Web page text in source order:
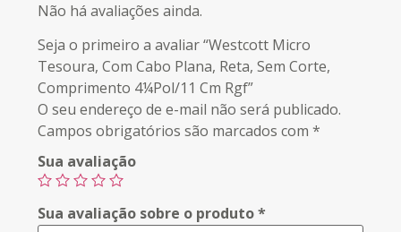
Não há avaliações ainda.
Seja o primeiro a avaliar “Westcott Micro
Tesoura, Com Cabo Plana, Reta, Sem Corte,
Comprimento 4¼Pol/11 Cm Rgf”
O seu endereço de e-mail não será publicado.
Campos obrigatórios são marcados com*
Sua avaliação
Sua avaliação sobre o produto*